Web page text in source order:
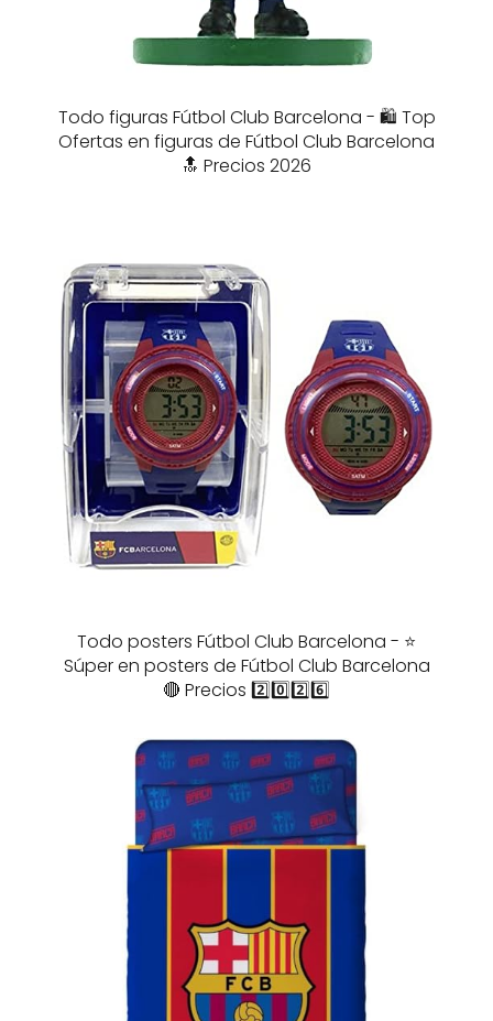
Todo figuras Fútbol Club Barcelona - 🛍️ Top
Ofertas en figuras de Fútbol Club Barcelona
🔝 Precios 2026
Todo posters Fútbol Club Barcelona - ⭐️
Súper en posters de Fútbol Club Barcelona
🔴 Precios 2️⃣0️⃣2️⃣6️⃣